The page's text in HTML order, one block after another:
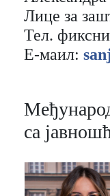
Лице за
Тел.
Е-мaил:
сa